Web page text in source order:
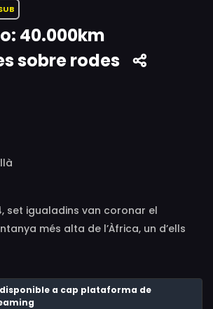
40.000km
sobre rodes
set igualadins van coronar el
més alta de l’Àfrica, un d’ells
a cap plataforma de